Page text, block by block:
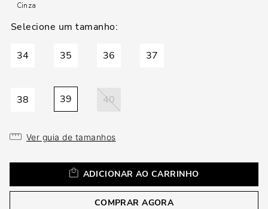
Cinza
34 35 36 37
38 39 40
Ver guia de tamanhos
ADICIONAR AO CARRINHO
COMPRAR AGORA